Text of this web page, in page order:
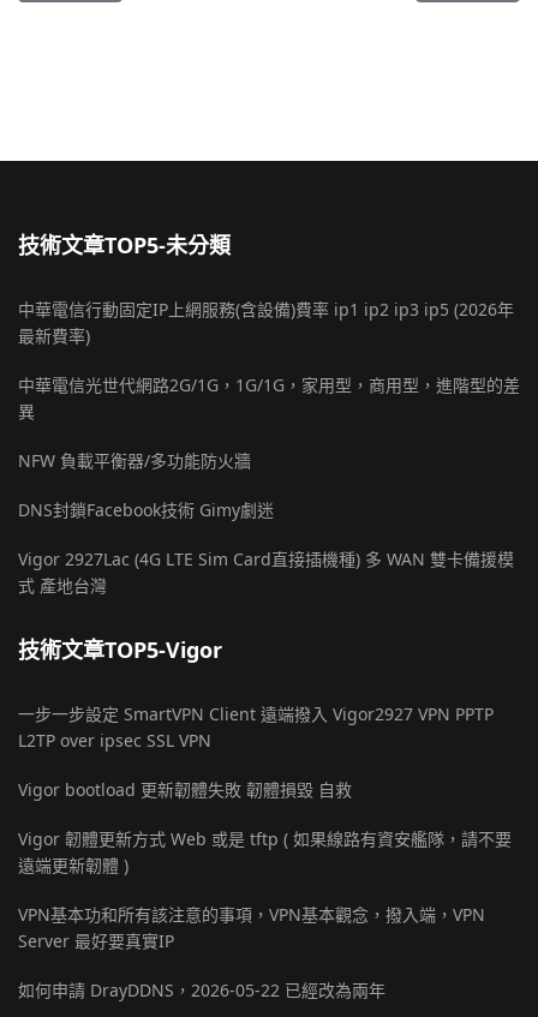
技術文章TOP5-未分類
中華電信行動固定IP上網服務(含設備)費率 ip1 ip2 ip3 ip5 (2026年
最新費率)
中華電信光世代網路2G/1G，1G/1G，家用型，商用型，進階型的差
異
NFW 負載平衡器/多功能防火牆
DNS封鎖Facebook技術 Gimy劇迷
Vigor 2927Lac (4G LTE Sim Card直接插機種) 多 WAN 雙卡備援模
式 產地台灣
技術文章TOP5-Vigor
一步一步設定 SmartVPN Client 遠端撥入 Vigor2927 VPN PPTP
L2TP over ipsec SSL VPN
Vigor bootload 更新韌體失敗 韌體損毀 自救
Vigor 韌體更新方式 Web 或是 tftp ( 如果線路有資安艦隊，請不要
遠端更新韌體 )
VPN基本功和所有該注意的事項，VPN基本觀念，撥入端，VPN
Server 最好要真實IP
如何申請 DrayDDNS，2026-05-22 已經改為兩年